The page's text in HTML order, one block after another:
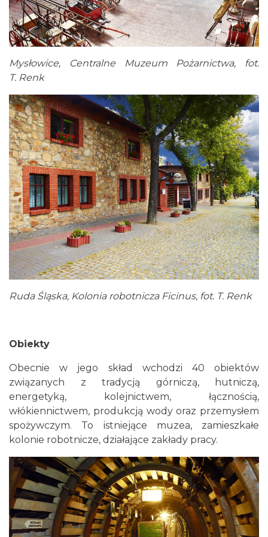
Mysłowice, Centralne Muzeum Pożarnictwa, fot.
T. Renk
Ruda Śląska, Kolonia robotnicza Ficinus, fot. T. Renk
Obiekty
Obecnie w jego skład wchodzi 40 obiektów
związanych z tradycją górniczą, hutniczą,
energetyką, kolejnictwem, łącznością,
włókiennictwem, produkcją wody oraz przemysłem
spożywczym. To istniejące muzea, zamieszkałe
kolonie robotnicze, działające zakłady pracy.